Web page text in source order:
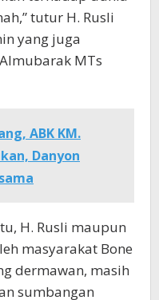
tutur H. Rusli
yang juga
MTs
ABK KM.
Danyon
H. Rusli maupun
masyarakat Bone
dermawan, masih
sumbangan